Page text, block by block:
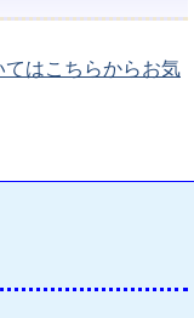
はこちらからお気